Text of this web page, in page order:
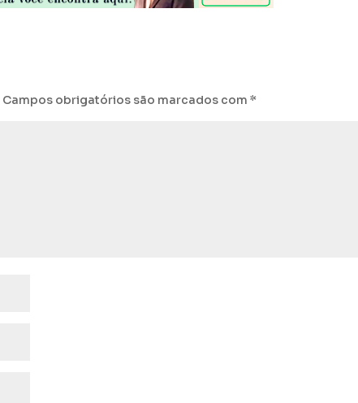
Campos obrigatórios são marcados com*